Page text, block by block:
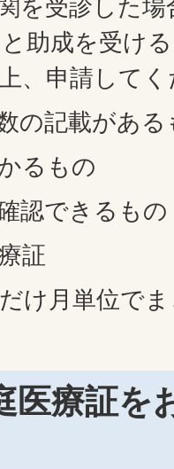
を受診した
助成を受け
、申請して
の記載があ
るもの
認できるもの
証
け月単位で
医療証を